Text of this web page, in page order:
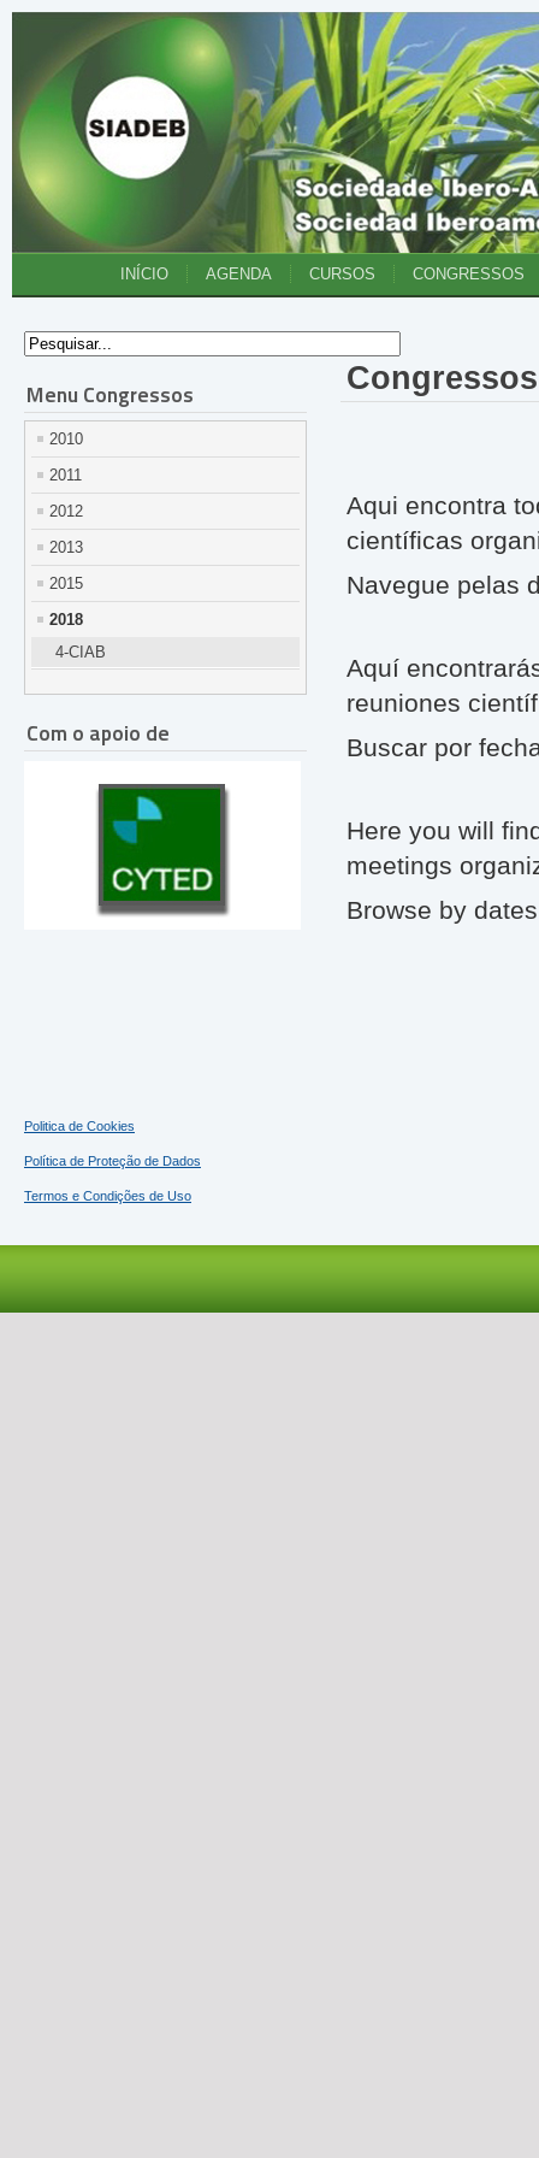
INÍCIO AGENDA CURSOS CONGRESSOS
Menu Congressos
2010
2011
2012
2013
2015
2018
4-CIAB
Com o apoio de
Politica de Cookies
Política de Proteção de Dados
Termos e Condições de Uso
Aqui encontra
científicas
Navegue pelas
Aquí
reuniones
Buscar por
Here you will
meetings
Browse by